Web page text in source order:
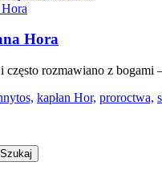
Hora
często rozmawiano z bogami
kapłan Hor, proroctwa,